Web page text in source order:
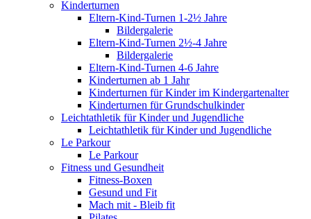
Kinderturnen
Eltern-Kind-Turnen 1-2½ Jahre
Bildergalerie
Eltern-Kind-Turnen 2½-4 Jahre
Bildergalerie
Eltern-Kind-Turnen 4-6 Jahre
Kinderturnen ab 1 Jahr
Kinderturnen für Kinder im Kindergartenalter
Kinderturnen für Grundschulkinder
Leichtathletik für Kinder und Jugendliche
Leichtathletik für Kinder und Jugendliche
Le Parkour
Le Parkour
Fitness und Gesundheit
Fitness-Boxen
Gesund und Fit
Mach mit - Bleib fit